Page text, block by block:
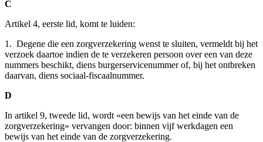
C
Artikel 4, eerste lid, komt te luiden:
1. Degene die een zorgverzekering wenst te sluiten, vermeldt bij het
verzoek daartoe indien de te verzekeren persoon over een van deze
nummers beschikt, diens burgerservicenummer of, bij het ontbreken
daarvan, diens sociaal-fiscaalnummer.
D
In artikel 9, tweede lid, wordt «een bewijs van het einde van de
zorgverzekering» vervangen door: binnen vijf werkdagen een
bewijs van het einde van de zorgverzekering.